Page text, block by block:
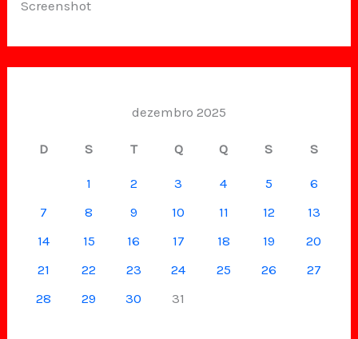
Screenshot
dezembro 2025
D S T Q Q S S
1 2 3 4 5
6
7
8 9 10 11 12
13
14
15 16 17 18 19
20
21
22 23 24 25 26
27
28
29 30 31